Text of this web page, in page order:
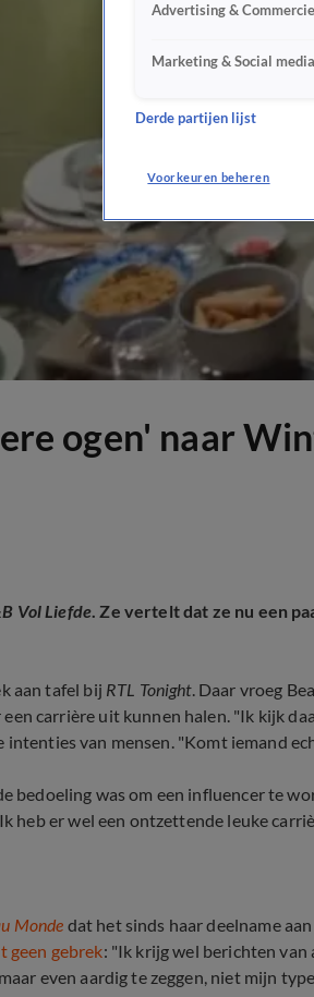
ogen' naar
Vol Liefde. Ze vertelt dat ze nu een
aan tafel bij RTL Tonight. Daar vroeg
carrière uit kunnen halen. "Ik kijk
intenties van mensen. "Komt iemand
bedoeling was om een influencer te
heb er wel een ontzettende leuke
Monde dat het sinds haar deelname
geen gebrek: "Ik krijg wel berichten van
even aardig te zeggen, niet mijn
Advertising &
Marketing & Social media
Derde partijen lijst
Voorkeuren beheren